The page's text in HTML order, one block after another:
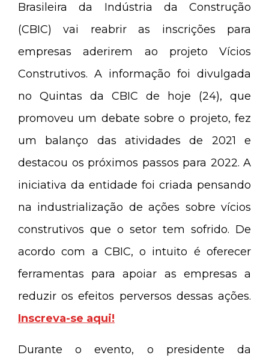
Brasileira da Indústria da Construção
(CBIC) vai reabrir as inscrições para
empresas aderirem ao projeto Vícios
Construtivos. A informação foi divulgada
no Quintas da CBIC de hoje (24), que
promoveu um debate sobre o projeto, fez
um balanço das atividades de 2021 e
destacou os próximos passos para 2022. A
iniciativa da entidade foi criada pensando
na industrialização de ações sobre vícios
construtivos que o setor tem sofrido. De
acordo com a CBIC, o intuito é oferecer
ferramentas para apoiar as empresas a
reduzir os efeitos perversos dessas ações.
Inscreva-se aqui!
Durante o evento, o presidente da